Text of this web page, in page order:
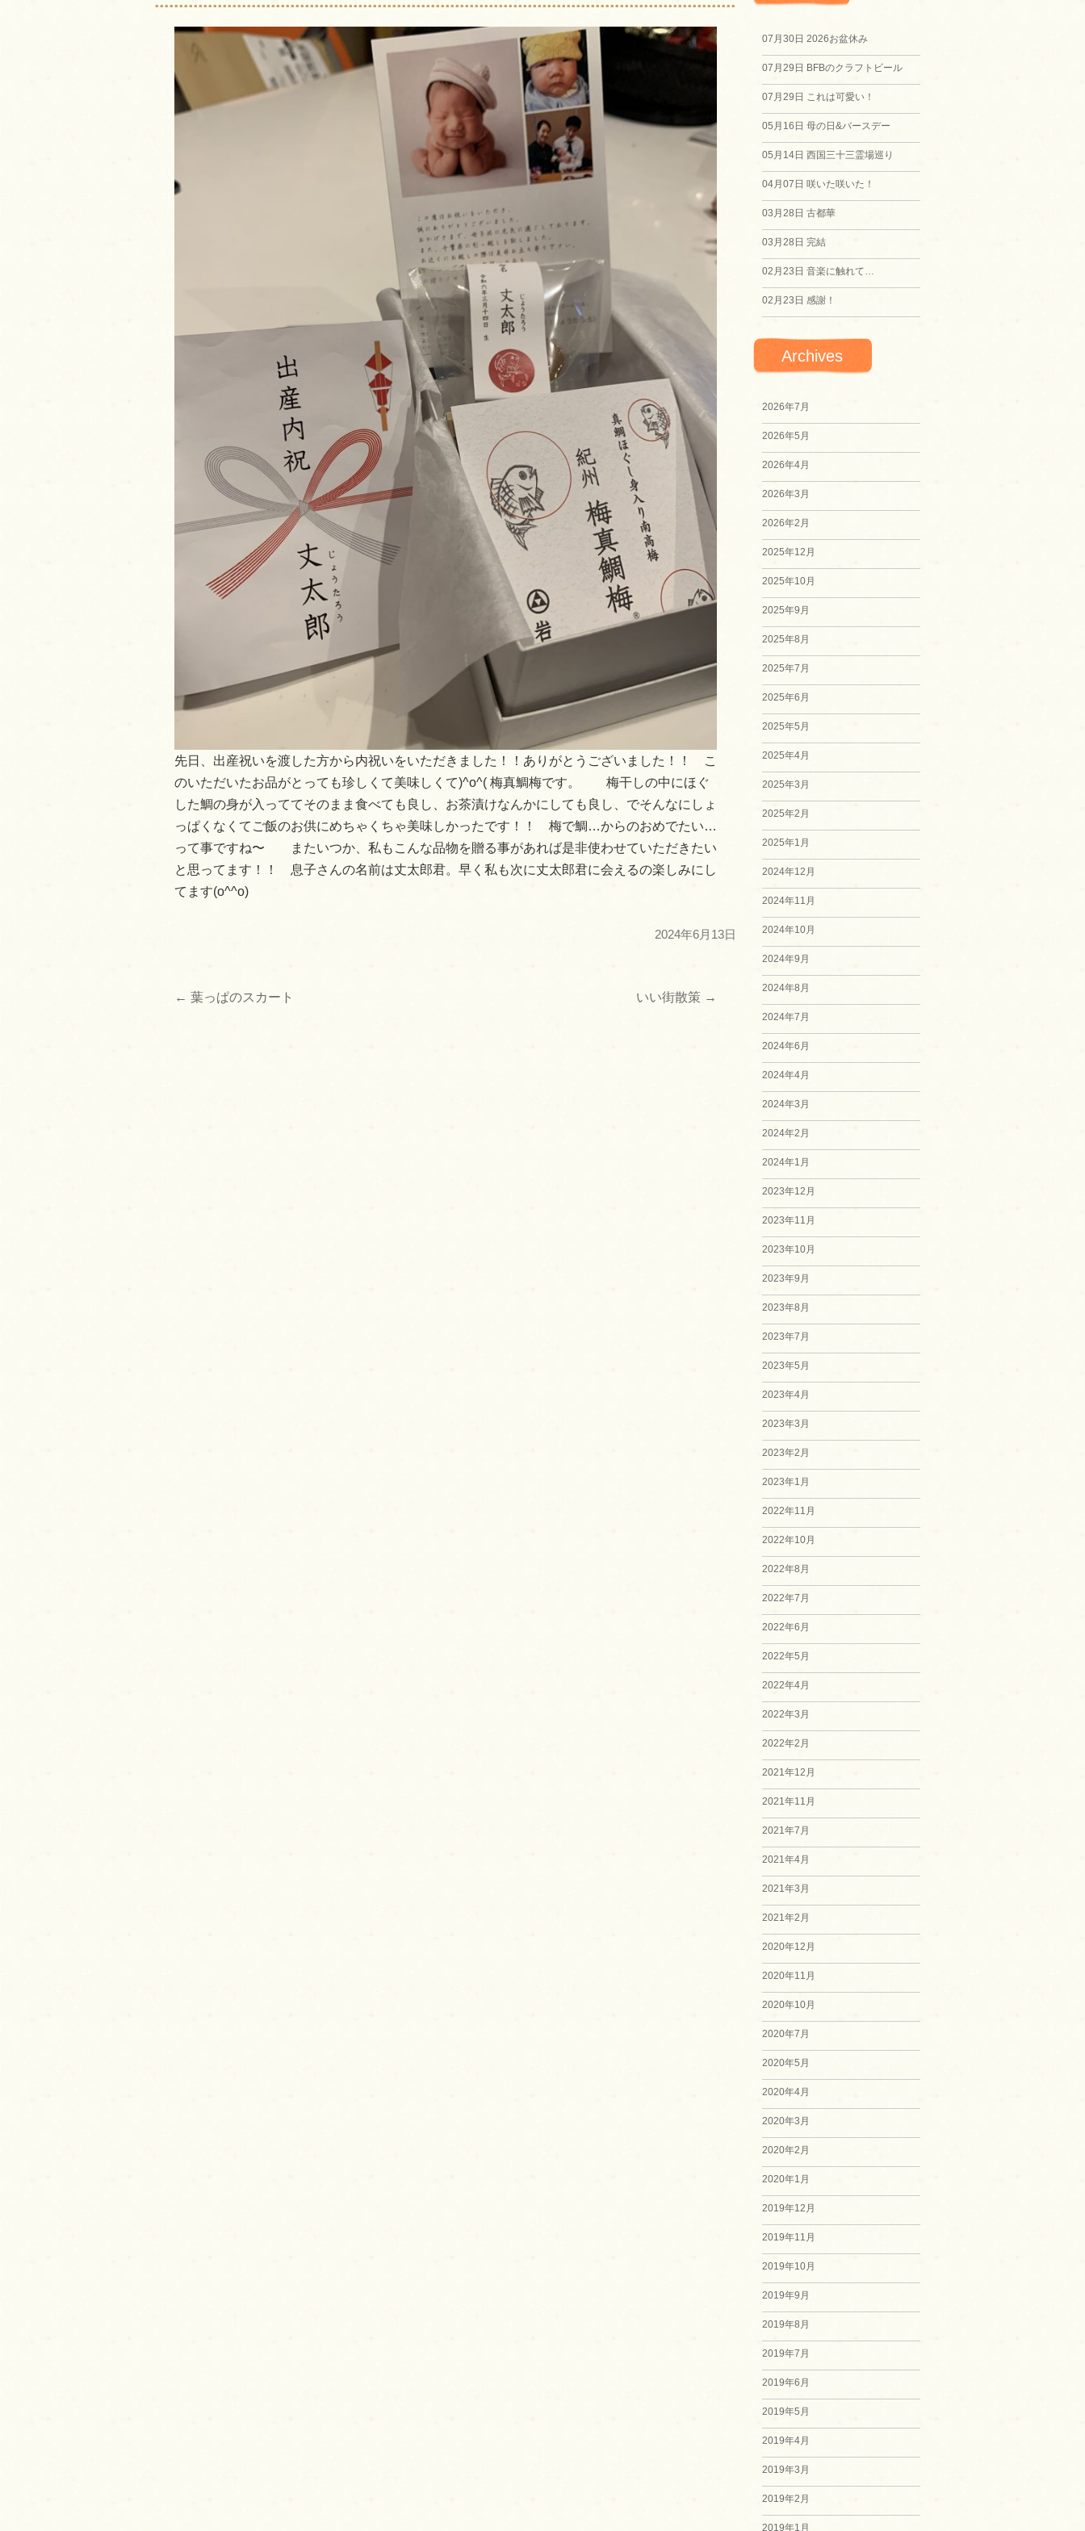
先日、出産祝いを渡した方から内祝いをいただきました！！ありがとうございました！！ こ
のいただいたお品がとっても珍しくて美味しくて)^o^( 梅真鯛梅です。 梅干しの中にほぐ
した鯛の身が入っててそのまま食べても良し、お茶漬けなんかにしても良し、でそんなにしょ
っぱくなくてご飯のお供にめちゃくちゃ美味しかったです！！ 梅で鯛…からのおめでたい…
って事ですね〜 またいつか、私もこんな品物を贈る事があれば是非使わせていただきたい
と思ってます！！ 息子さんの名前は丈太郎君。早く私も次に丈太郎君に会えるの楽しみにし
てます(o^^o)
2024年6月13日
投
← 葉っぱのスカート いい街散策 →
07月30日 2026お盆休み
07月29日 BFBのクラフトビール
07月29日 これは可愛い！
05月16日 母の日&バースデー
05月14日 西国三十三霊場巡り
04月07日 咲いた咲いた！
03月28日 古都華
03月28日 完結
02月23日 音楽に触れて…
02月23日 感謝！
Archives
2026年7月
2026年5月
2026年4月
2026年3月
2026年2月
2025年12月
2025年10月
2025年9月
2025年8月
2025年7月
2025年6月
2025年5月
2025年4月
2025年3月
2025年2月
2025年1月
2024年12月
2024年11月
2024年10月
2024年9月
2024年8月
2024年7月
2024年6月
2024年4月
2024年3月
2024年2月
2024年1月
2023年12月
2023年11月
2023年10月
2023年9月
2023年8月
2023年7月
2023年5月
2023年4月
2023年3月
2023年2月
2023年1月
2022年11月
2022年10月
2022年8月
2022年7月
2022年6月
2022年5月
2022年4月
2022年3月
2022年2月
2021年12月
2021年11月
2021年7月
2021年4月
2021年3月
2021年2月
2020年12月
2020年11月
2020年10月
2020年7月
2020年5月
2020年4月
2020年3月
2020年2月
2020年1月
2019年12月
2019年11月
2019年10月
2019年9月
2019年8月
2019年7月
2019年6月
2019年5月
2019年4月
2019年3月
2019年2月
2019年1月